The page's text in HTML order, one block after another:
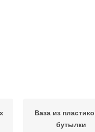
Ваза из
бутылки